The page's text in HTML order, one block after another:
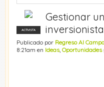
ACTIVISTA
Gestionar
inversionista
Publicado por Regreso Al
8:21am en Ideas, Oportunidades